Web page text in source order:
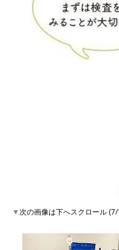
▼次の画像は下へスクロール